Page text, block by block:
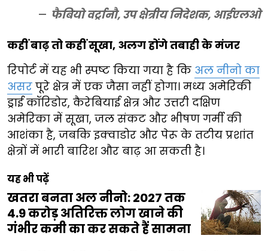
फैबियो वर्ट्रानौ, उप क्षेत्रीय निदेशक, आईएलओ
कहीं बाढ़ तो कहीं सूखा, अलग होंगे तबाही के मंजर
रिपोर्ट में यह भी स्पष्ट किया गया है कि अल नीनो का
असर पूरे क्षेत्र में एक जैसा नहीं होगा। मध्य अमेरिकी
ड्राई कॉरिडोर, कैरेबियाई क्षेत्र और उत्तरी दक्षिण
अमेरिका में सूखा, जल संकट और भीषण गर्मी की
आशंका है, जबकि इक्वाडोर और पेरू के तटीय प्रशांत
क्षेत्रों में भारी बारिश और बाढ़ आ सकती है।
यह भी पढ़ें
खतरा बनता अल नीनो: 2027 तक
4.9 करोड़ अतिरिक्त लोग खाने की
गंभीर कमी का कर सकते हैं सामना